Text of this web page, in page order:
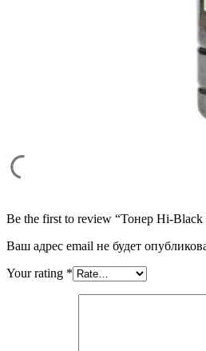
Be the first to review “Тонер Hi-
Ваш адрес email не будет
Your rating *